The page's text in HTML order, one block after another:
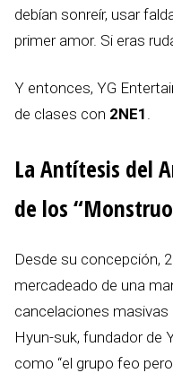
debían sonreír, usar
primer amor. Si eras
Y entonces, YG
de clases con 2NE1
La Antítesis del
de los
Desde su concepción,
mercadeado de una
cancelaciones masivas
Hyun-suk, fundador de
como “el grupo feo